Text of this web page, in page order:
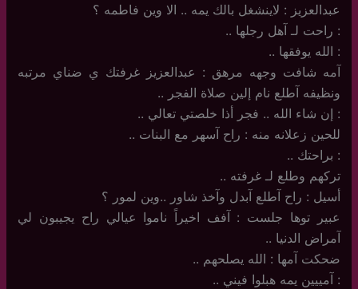
عبدالعزيز : لاينشغل بالك يمه .. الا وين فاطمه ؟
: راحت لـ آهل رجلها ..
: الله يوفقها ..
آمه شافت وجهه مرهق : عبدالعزيز غرفتك ي ضناي مرتبه
ونظيفه آطلع نام إلين صلاة الفجر ..
: إن شاء الله .. فجر أذا خلصتي تعالي ..
للحين زعلانه منه : راح آسهر مع البنات ..
: براحتك ..
تركهم وطلع لـ غرفته ..
أسيل : راح آطلع آبدل وآخذ شاور ..وين لمور ؟
عبير توها جلست : آفف اخيراً ناموا عيالي راح يجيبون لي
آمراض الدنيا ..
ضحكت آمها : الله يصلحهم ..
: آمييين يمه هبلوا فيني ..